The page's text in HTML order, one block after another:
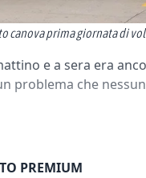
canova prima giornata di
e a sera era
problema che
PREMIUM